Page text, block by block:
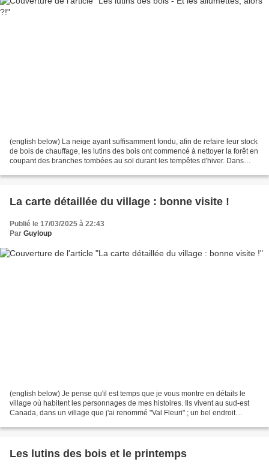
(english below) La neige ayant suffisamment fondu, afin de refaire leur stock
de bois de chauffage, les lutins des bois ont commencé à nettoyer la forêt en
coupant des branches tombées au sol durant les tempêtes d'hiver. Dans
La carte détaillée du village : bonne visite !
Publié le 17/03/2025 à 22:43
Par Guyloup
(english below) Je pense qu'il est temps que je vous montre en détails le
village où habitent les personnages de mes histoires. Ils vivent au sud-est
Canada, dans un village que j'ai renommé "Val Fleuri" ; un bel endroit
Les lutins des bois et le printemps